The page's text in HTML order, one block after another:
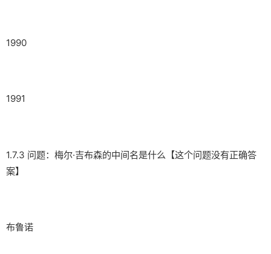
1990
1991
1.7.3 问题：梅尔·吉布森的中间名是什么【这个问题没有正确答
案】
布鲁诺